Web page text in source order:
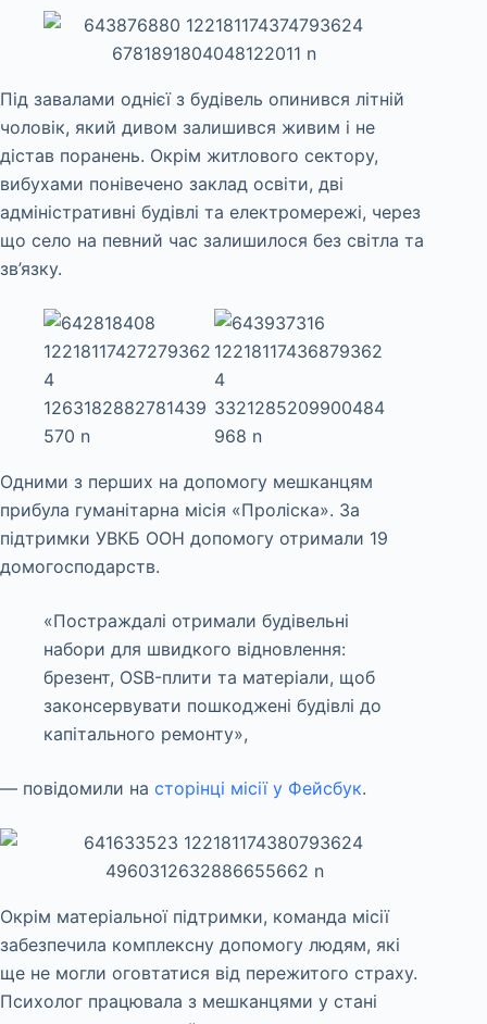
Під завалами однієї з будівель опинився літній
чоловік, який дивом залишився живим і не
дістав поранень. Окрім житлового сектору,
вибухами понівечено заклад освіти, дві
адміністративні будівлі та електромережі, через
що село на певний час залишилося без світла та
зв’язку.
Одними з перших на допомогу мешканцям
прибула гуманітарна місія «Проліска». За
підтримки УВКБ ООН допомогу отримали 19
домогосподарств.
«Постраждалі отримали будівельні
набори для швидкого відновлення:
брезент, OSB-плити та матеріали, щоб
законсервувати пошкоджені будівлі до
капітального ремонту»,
— повідомили на сторінці місії у Фейсбук.
Окрім матеріальної підтримки, команда місії
забезпечила комплексну допомогу людям, які
ще не могли оговтатися від пережитого страху.
Психолог працювала з мешканцями у стані